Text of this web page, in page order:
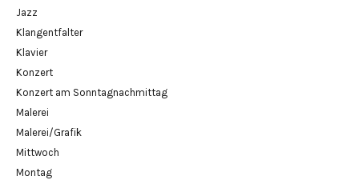
Jazz
Klangentfalter
Klavier
Konzert
Konzert am Sonntagnachmittag
Malerei
Malerei/Grafik
Mittwoch
Montag